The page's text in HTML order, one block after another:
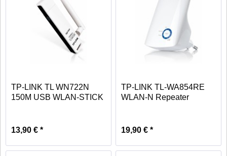
TP-LINK TL WN722N
150M USB WLAN-STICK
13,90 € *
TP-LINK TL-WA854RE
WLAN-N Repeater
19,90 € *